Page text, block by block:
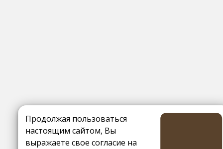
Продолжая пользоваться
настоящим сайтом, Вы
выражаете свое согласие на